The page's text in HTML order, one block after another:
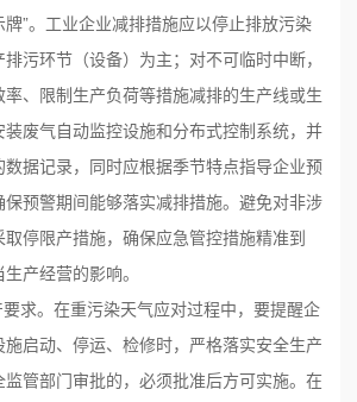
”。工业企业减排措施应以停止排放污染
污环节（设备）为主；对不可临时中断，
、限制生产负荷等措施减排的生产线或生
废气自动监控设施和分布式控制系统，并
据记录，同时应根据季节特点指导企业预
预警期间能够落实减排措施。避免对非涉
停限产措施，确保应急管控措施精准到
产经营的影响。
求。在重污染天气应对过程中，要提醒企
启动、停运、检修时，严格落实安全生产
管部门审批的，必须批准后方可实施。在